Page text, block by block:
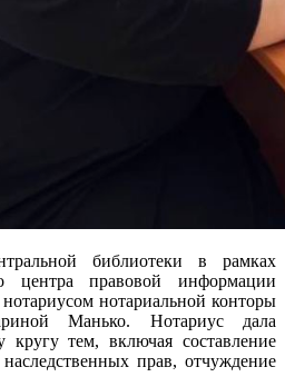
библиотеки в рамках
центра правовой информации
нотариальной конторы
Манько. Нотариус дала
кругу тем, включая составление
прав, отчуждение